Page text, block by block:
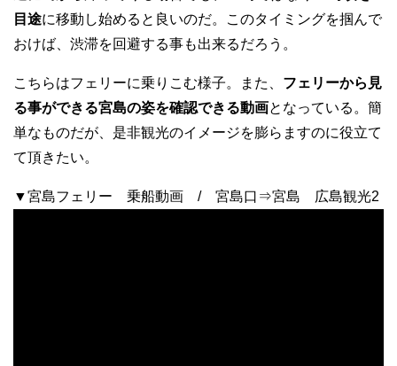
目途に移動し始めると良いのだ。このタイミングを掴んで
おけば、渋滞を回避する事も出来るだろう。
こちらはフェリーに乗りこむ様子。また、 フェリーから見
る事ができる宮島の姿を確認できる動画となっている。簡
単なものだが、是非観光のイメージを膨らますのに役立て
て頂きたい。
▼宮島フェリー 乗船動画 / 宮島口⇒宮島 広島観光2